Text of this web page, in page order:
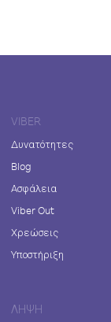
VIBER
Δυνατότητες
Blog
Ασφάλεια
Viber Out
Χρεώσεις
Υποστήριξη
ΛΉΨΗ